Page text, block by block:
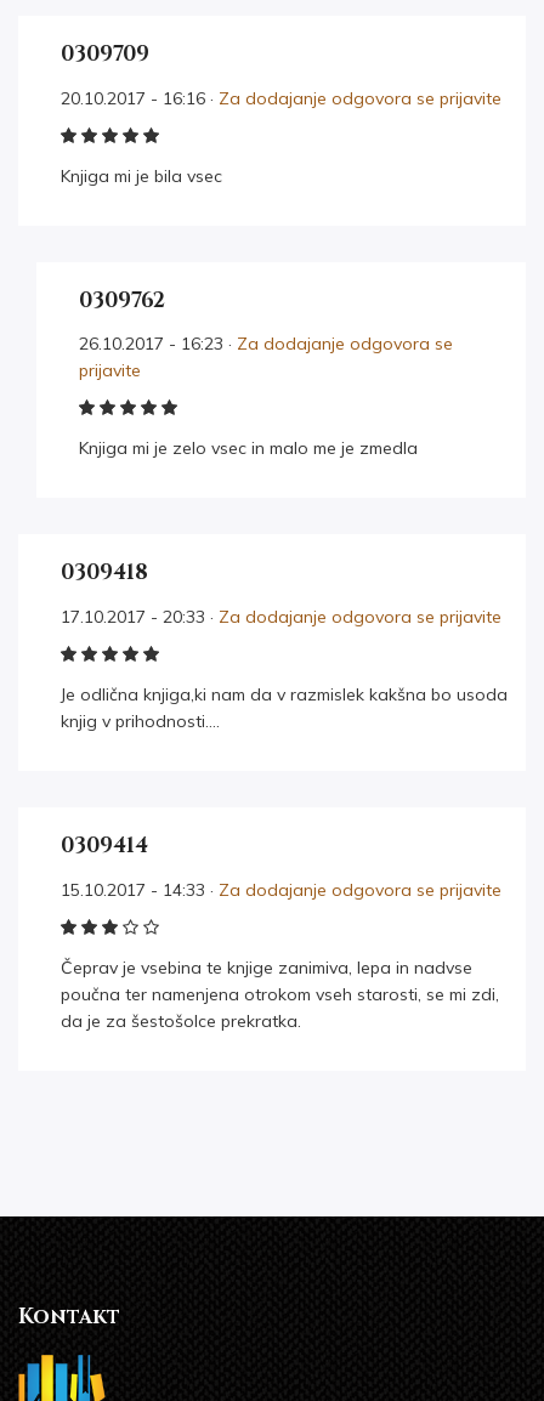
0309709
20.10.2017 - 16:16 · Za dodajanje odgovora se prijavite
Knjiga mi je bila vsec
0309762
26.10.2017 - 16:23 · Za dodajanje odgovora se
prijavite
Knjiga mi je zelo vsec in malo me je zmedla
0309418
17.10.2017 - 20:33 · Za dodajanje odgovora se prijavite
Je odlična knjiga,ki nam da v razmislek kakšna bo usoda
knjig v prihodnosti….
0309414
15.10.2017 - 14:33 · Za dodajanje odgovora se prijavite
Čeprav je vsebina te knjige zanimiva, lepa in nadvse
poučna ter namenjena otrokom vseh starosti, se mi zdi,
da je za šestošolce prekratka.
Kontakt